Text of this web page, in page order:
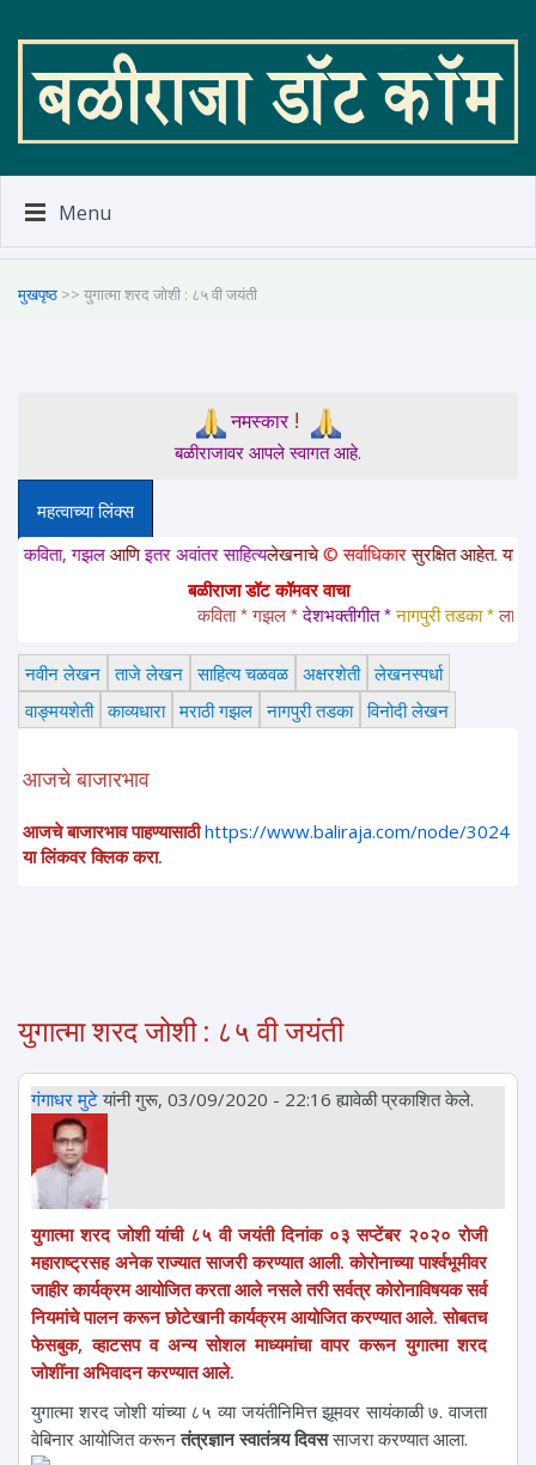
Menu
मुखपृष्ठ >> युगात्मा शरद जोशी : ८५ वी जयंती
नमस्कार!
बळीराजावर आपले स्वागत आहे.
महत्वाच्या लिंक्स
गझलआणिइतर अवांतर साहित्यलेखनाचे© सर्वाधिकारसुरक्षित आहेत. या साईटवरचे
बळीराजा डॉट कॉमवर वाचा
कविता * गझल * देशभक्तीगीत * नागपुरी तडका * लावणी *
नवीन लेखन ताजे लेखन साहित्य चळवळ अक्षरशेती लेखनस्पर्धा
वाङ्मयशेती काव्यधारा मराठी गझल नागपुरी तडका विनोदी लेखन
आजचे बाजारभाव
आजचे बाजारभाव पाहण्यासाठी https://www.baliraja.com/node/3024
या लिंकवर क्लिक करा.
युगात्मा शरद जोशी : ८५ वी जयंती
गंगाधर मुटेयांनी गुरू, 03/09/2020 - 22:16 ह्यावेळी प्रकाशित केले.
युगात्मा शरद जोशी यांची ८५ वी जयंती दिनांक ०३ सप्टेंबर २०२० रोजी
महाराष्ट्रसह अनेक राज्यात साजरी करण्यात आली. कोरोनाच्या पार्श्वभूमीवर
जाहीर कार्यक्रम आयोजित करता आले नसले तरी सर्वत्र कोरोनाविषयक सर्व
नियमांचे पालन करून छोटेखानी कार्यक्रम आयोजित करण्यात आले. सोबतच
फेसबुक, व्हाटसप व अन्य सोशल माध्यमांचा वापर करून युगात्मा शरद
जोशींना अभिवादन करण्यात आले.
युगात्मा शरद जोशी यांच्या ८५ व्या जयंतीनिमित्त झूमवर सायंकाळी ७. वाजता
वेबिनार आयोजित करूनतंत्रज्ञान स्वातंत्र्य दिवससाजरा करण्यात आला.